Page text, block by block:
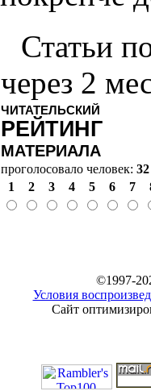
Статьи
через 2
ЧИТАТЕЛЬСКИЙ
РЕЙТИНГ
МАТЕРИАЛА
проголосовало человек: 32
1
2 3 4 5 6 7
©1997-
Условия
Сайт